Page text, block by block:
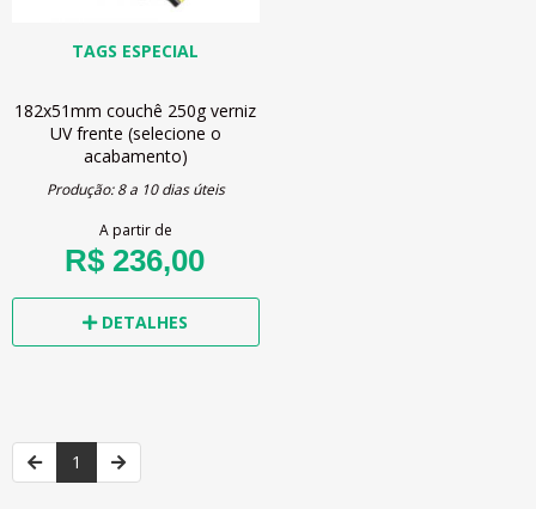
TAGS ESPECIAL
182x51mm couchê 250g verniz
UV frente (selecione o
acabamento)
Produção: 8 a 10 dias úteis
A partir de
R$ 236,00
DETALHES
1